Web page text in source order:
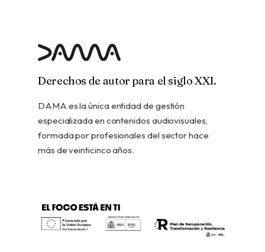
Derechos de autor para el siglo XXI.
DAMA es la única entidad de gestión
especializada en contenidos audiovisuales,
formada por profesionales del sector hace
más de veinticinco años.